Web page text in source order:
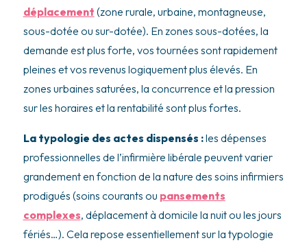
déplacement (zone rurale, urbaine, montagneuse,
sous-dotée ou sur-dotée). En zones sous-dotées, la
demande est plus forte, vos tournées sont rapidement
pleines et vos revenus logiquement plus élevés. En
zones urbaines saturées, la concurrence et la pression
sur les horaires et la rentabilité sont plus fortes.
La typologie des actes dispensés :les dépenses
professionnelles de l’infirmière libérale peuvent varier
grandement en fonction de la nature des soins infirmiers
prodigués (soins courants ou pansements
complexes, déplacement à domicile la nuit ou les jours
fériés…). Cela repose essentiellement sur la typologie